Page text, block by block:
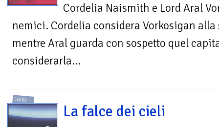
Cordelia Naismith e Lord Aral
nemici. Cordelia considera Vorkosigan
mentre Aral guarda con sospetto quel
considerarla...
LIBRI
La falce dei cieli